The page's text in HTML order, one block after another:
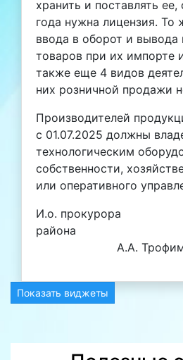
хранить и поставлять
года нужна лицензия. То
ввода в оборот и вывода
товаров при их импорте
также еще 4 видов
них розничной продажи
Производителей
с 01.07.2025 должны
технологическим
собственности,
или оперативного
И.о. прокурора
А.А.
Показать виджеты